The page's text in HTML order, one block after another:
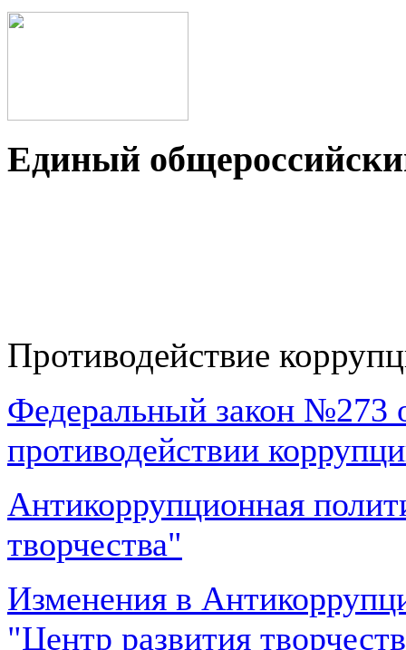
Единый
Противодействие
Федеральный закон №273
противодействии
Антикоррупционная
творчества"
Изменения в
"Центр развития